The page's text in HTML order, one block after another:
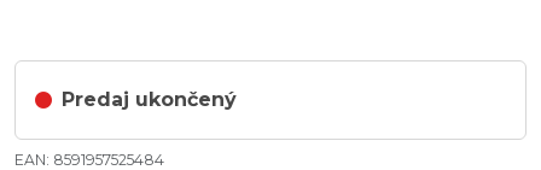
Predaj ukončený
EAN: 8591957525484